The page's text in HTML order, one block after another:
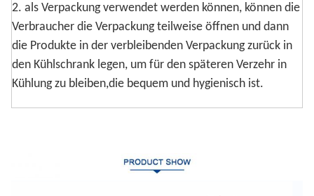
2. als Verpackung verwendet werden können, können die
Verbraucher die Verpackung teilweise öffnen und dann
die Produkte in der verbleibenden Verpackung zurück in
den Kühlschrank legen, um für den späteren Verzehr in
Kühlung zu bleiben,die bequem und hygienisch ist.